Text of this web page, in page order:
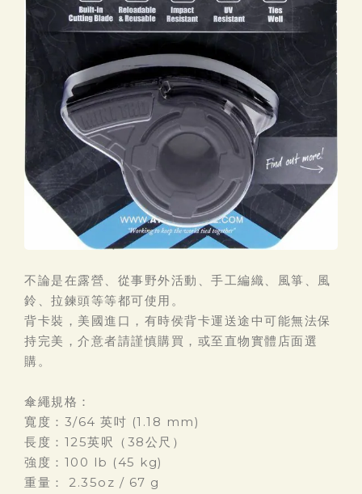
不論是在露營、從事野外活動、手工編織、風箏、風
鈴、拉鍊頭等等都可使用。
背卡裝，美國進口，有時侯背卡運送途中可能無法保
持完美，介意者請謹慎購買，或至直物實體店面選
購。
傘繩規格：
寬度：3/64 英吋 (1.18 mm)
長度：125英呎（38公尺）
強度：100 lb (45 kg)
重量： 2.35oz / 67 g